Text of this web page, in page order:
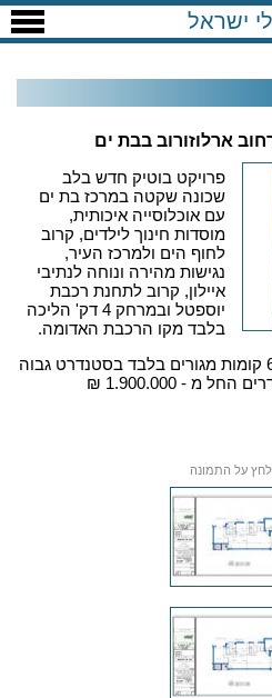
ישראל
פרויקט בוטיק חדש בלב
שכונה שקטה במרכז בת ים
עם אוכלוסייה איכותית,
מוסדות חינוך לילדים, קרוב
לחוף הים ולמרכז העיר,
נגישות מהירה ונוחה לנתיבי
איילון, קרוב לתחנת רכבת
יוספטל ובמרחק 4 דק' הליכה
בלבד מקו הרכבת האדומה.
הפרויקט כולל 2 בניינים בני 6 קומות מגורים בלבד בסטנדרט גבוה
לחץ על התמונה